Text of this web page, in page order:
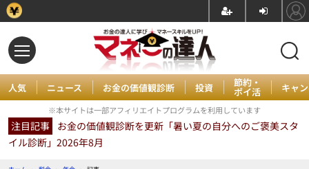
人気 ニュース お金の価値観診断 投資 節約・
ポイ活 キャ
※本サイトは一部アフィリエイトプログラムを利用しています
注目記事 お金の価値観診断を更新「暑い夏の自分へのご褒美スタ
イル診断」2026年8月